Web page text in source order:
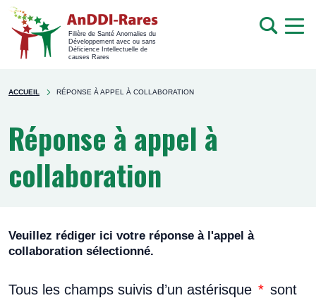
Filière de Santé Anomalies du
Développement avec ou sans
Déficience Intellectuelle de
causes Rares
Rechercher
sur
You're
ACCUEIL RÉPONSE À APPEL À COLLABORATION
Réponse à appel à
collaboration
Veuillez rédiger ici votre réponse à l'appel à
collaboration sélectionné.
Tous les champs suivis d’un astérisque * sont